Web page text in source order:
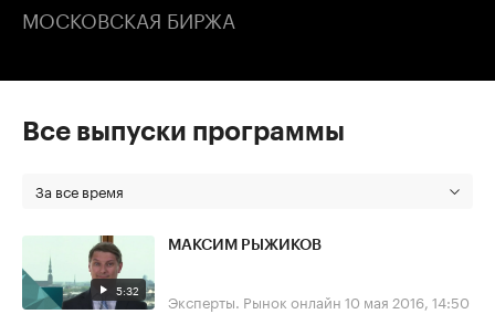
МОСКОВСКАЯ БИРЖА
Все выпуски программы
За все время
5:32
МАКСИМ РЫЖИКОВ
Эксперты. Рынок онлайн 10 мая 2016, 14:50